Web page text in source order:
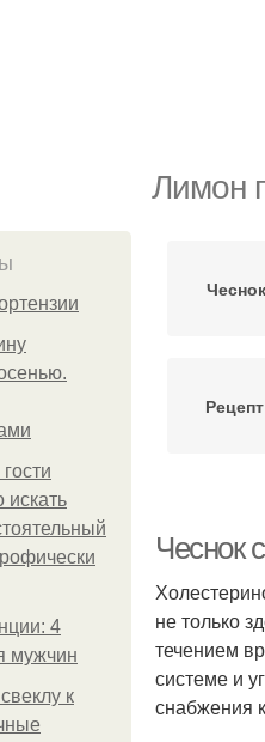
Лимон
4
мужчин
к
Чеснок
не только
течением
системе и
снабжения